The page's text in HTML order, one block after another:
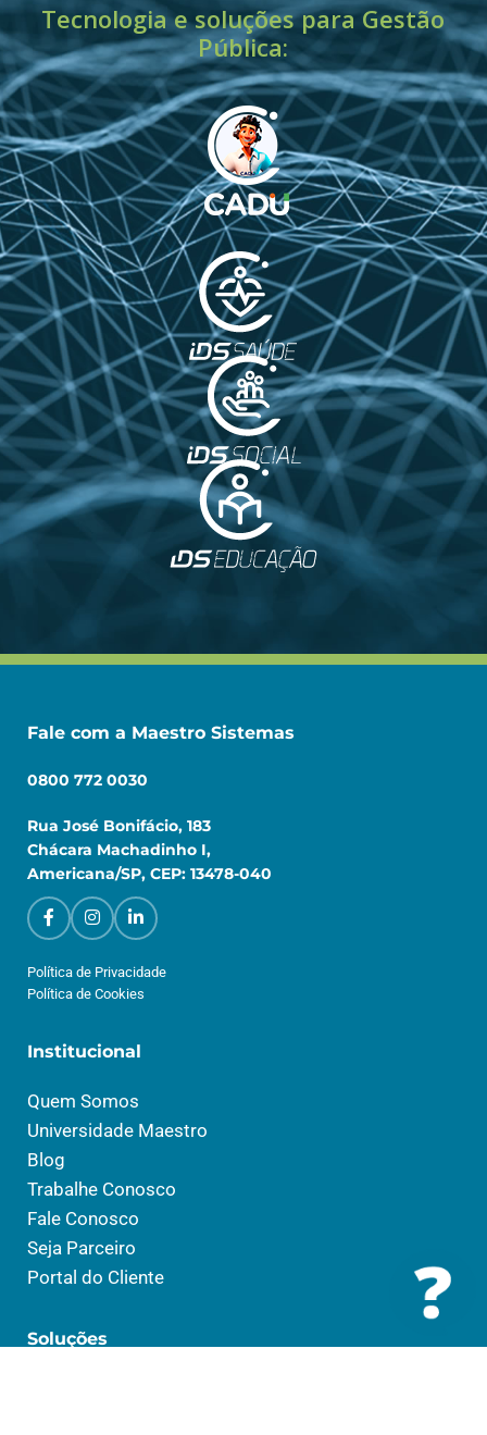
Tecnologia e soluções para Gestão
Pública:
Fale com a Maestro Sistemas
0800 772 0030
Rua José Bonifácio, 183
Chácara Machadinho I,
Americana/SP, CEP: 13478-040
Política de Privacidade
Política de Cookies
Institucional
Quem Somos
Universidade Maestro
Blog
Trabalhe Conosco
Fale Conosco
Seja Parceiro
Portal do Cliente
Soluções